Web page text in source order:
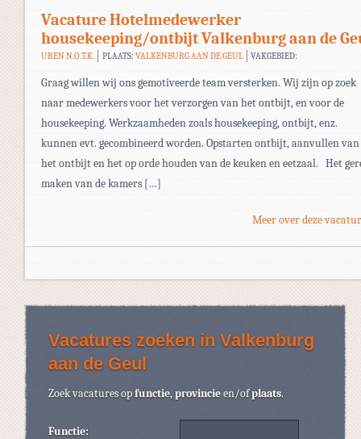
Vacature Hotelmedewerker
housekeeping/ontbijt Valkenburg aan de
UREN N.O.T.K. PLAATS: VALKENBURG AAN DE GEUL VAKGEBIED:
Graag willen wij ons gemotiveerde team versterken. Wij zijn op zoek
naar medewerkers voor het verzorgen van het ontbijt, en voor de
housekeeping. Werkzaamheden zoals housekeeping, ontbijt, enz.
kunnen evt. gecombineerd worden. Opstarten ontbijt, aanvullen van
het ontbijt en het op orde houden van de keuken en eetzaal. Het
maken van de kamers […]
Meer over deze
Vacatures zoeken in Valkenburg
aan de Geul
Zoek vacatures opfunctie,provincieen/ofplaats.
Functie: